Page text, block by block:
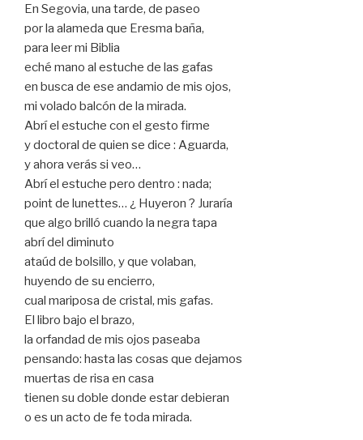
En Segovia, una tarde, de paseo
por la alameda que Eresma baña,
para leer mi Biblia
eché mano al estuche de las gafas
en busca de ese andamio de mis ojos,
mi volado balcón de la mirada.
Abrí el estuche con el gesto firme
y doctoral de quien se dice : Aguarda,
y ahora verás si veo…
Abrí el estuche pero dentro : nada;
point de lunettes… ¿ Huyeron ? Juraría
que algo brilló cuando la negra tapa
abrí del diminuto
ataúd de bolsillo, y que volaban,
huyendo de su encierro,
cual mariposa de cristal, mis gafas.
El libro bajo el brazo,
la orfandad de mis ojos paseaba
pensando: hasta las cosas que dejamos
muertas de risa en casa
tienen su doble donde estar debieran
o es un acto de fe toda mirada.